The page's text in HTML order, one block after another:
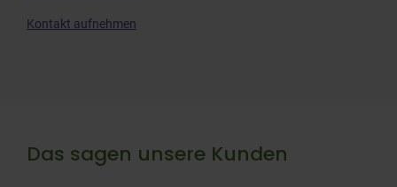
Kontakt aufnehmen
Das sagen unsere Kunden